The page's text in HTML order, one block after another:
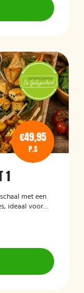
€49,95
P.S
1
met een
ideaal voor